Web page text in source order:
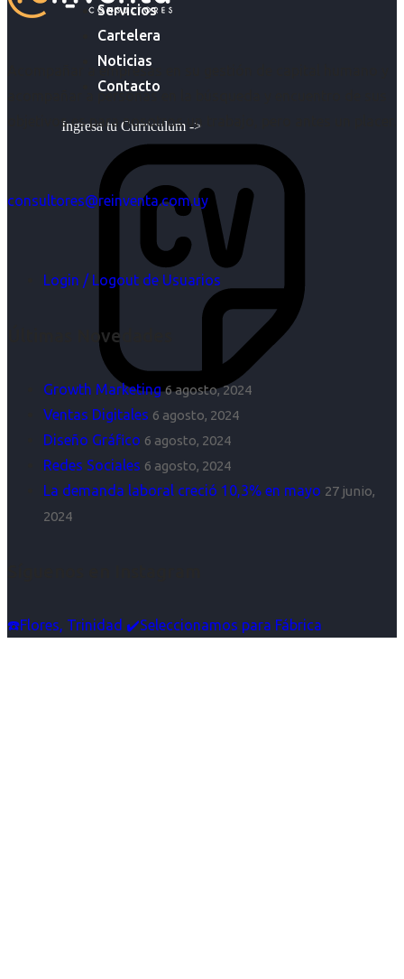
Servicios
Cartelera
Noticias
Contacto
Ingresa tu Curriculum ->
Acompañar a empresas en su gestión de capital humano y
acompañar a personas en la búsqueda y encuentro de sus
objetivos es para nosotros un trabajo, pero antes un placer.
consultores@reinventa.com.uy
Login / Logout de Usuarios
Últimas Novedades
Growth Marketing 6 agosto, 2024
Ventas Digitales 6 agosto, 2024
Diseño Gráfico 6 agosto, 2024
Redes Sociales 6 agosto, 2024
La demanda laboral creció 10,3% en mayo 27 junio,
2024
☎️Flores, Trinidad ✔️Seleccionamos para Fábrica